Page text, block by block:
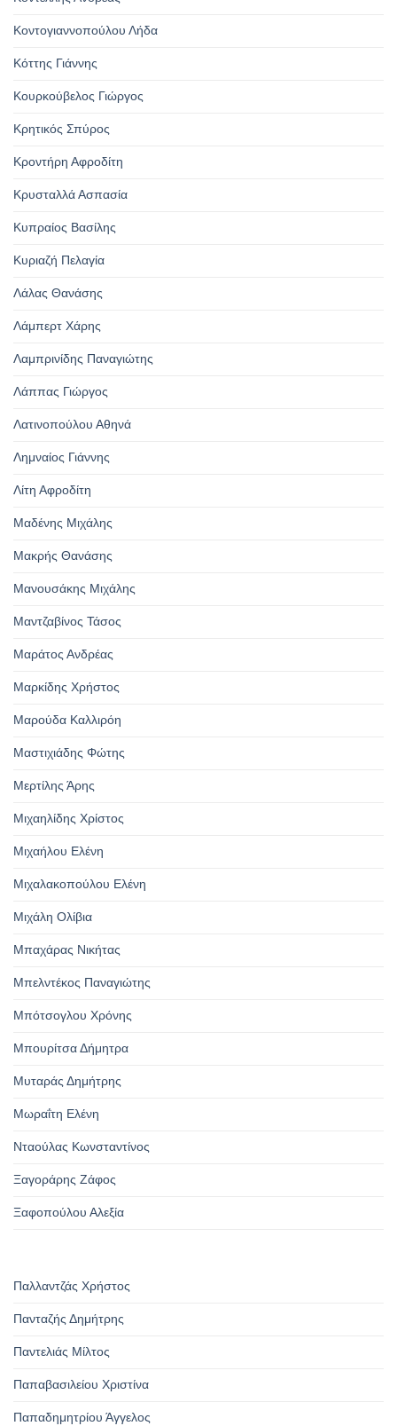
Κοντογιαννοπούλου Λήδα
Κόττης Γιάννης
Κουρκούβελος Γιώργος
Κρητικός Σπύρος
Κροντήρη Αφροδίτη
Κρυσταλλά Ασπασία
Κυπραίος Βασίλης
Κυριαζή Πελαγία
Λάλας Θανάσης
Λάμπερτ Χάρης
Λαμπρινίδης Παναγιώτης
Λάππας Γιώργος
Λατινοπούλου Αθηνά
Λημναίος Γιάννης
Λίτη Αφροδίτη
Μαδένης Μιχάλης
Μακρής Θανάσης
Μανουσάκης Μιχάλης
Μαντζαβίνος Τάσος
Μαράτος Ανδρέας
Μαρκίδης Χρήστος
Μαρούδα Καλλιρόη
Μαστιχιάδης Φώτης
Μερτίλης Άρης
Μιχαηλίδης Χρίστος
Μιχαήλου Ελένη
Μιχαλακοπούλου Ελένη
Μιχάλη Ολίβια
Μπαχάρας Νικήτας
Μπελντέκος Παναγιώτης
Μπότσογλου Χρόνης
Μπουρίτσα Δήμητρα
Μυταράς Δημήτρης
Μωραΐτη Ελένη
Νταούλας Κωνσταντίνος
Ξαγοράρης Ζάφος
Ξαφοπούλου Αλεξία
Παλλαντζάς Χρήστος
Πανταζής Δημήτρης
Παντελιάς Μίλτος
Παπαβασιλείου Χριστίνα
Παπαδημητρίου Άγγελος